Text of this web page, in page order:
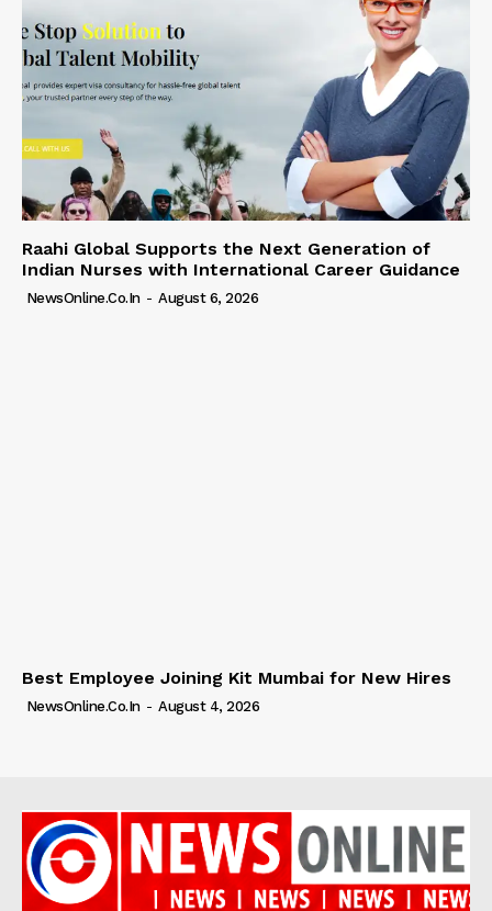
Raahi Global Supports the Next Generation of
Indian Nurses with International Career Guidance
NewsOnline.co.in - August 6, 2026
Best Employee Joining Kit Mumbai for New Hires
NewsOnline.co.in - August 4, 2026